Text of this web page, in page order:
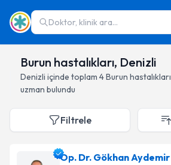
Doktor, klinik ara...
Burun hastalıkları, Denizli
Denizli içinde toplam 4Burun hastalıkları
uzman bulundu
Filtrele
Op. Dr. Gökhan Aydemir